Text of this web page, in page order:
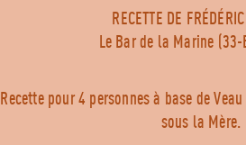
RECETTE DE
Le Bar de la Marine
Recette pour 4 personnes à base de
sous la Mère.